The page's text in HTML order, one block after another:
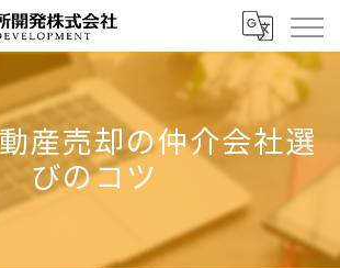
産売却の仲介会社選
びのコツ